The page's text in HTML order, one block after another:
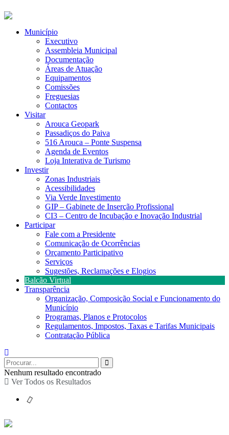
Município
Executivo
Assembleia Municipal
Documentação
Áreas de Atuação
Equipamentos
Comissões
Freguesias
Contactos
Visitar
Arouca Geopark
Passadiços do Paiva
516 Arouca – Ponte Suspensa
Agenda de Eventos
Loja Interativa de Turismo
Investir
Zonas Industriais
Acessibilidades
Via Verde Investimento
GIP – Gabinete de Inserção Profissional
CI3 – Centro de Incubação e Inovação Industrial
Participar
Fale com a Presidente
Comunicação de Ocorrências
Orçamento Participativo
Serviços
Sugestões, Reclamações e Elogios
Balcão Virtual
Transparência
Organização, Composição Social e Funcionamento do
Município
Programas, Planos e Protocolos
Regulamentos, Impostos, Taxas e Tarifas Municipais
Contratação Pública
Nenhum resultado encontrado
Ver Todos os Resultados